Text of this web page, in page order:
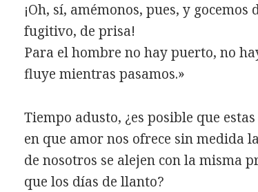
¡Oh, sí, amémonos, pues, y gocemos
fugitivo, de prisa!
Para el hombre no hay puerto, no
fluye mientras pasamos.»
Tiempo adusto, ¿es posible que
en que amor nos ofrece sin medida
de nosotros se alejen con la misma
que los días de llanto?